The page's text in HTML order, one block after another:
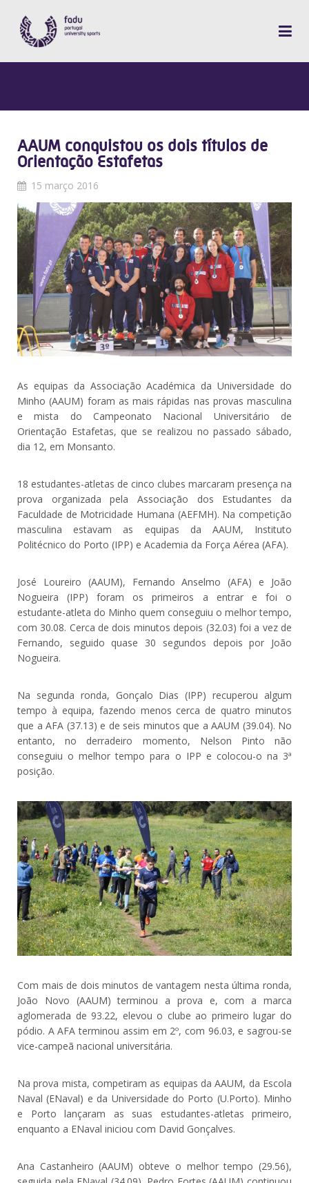
AAUM conquistou os dois títulos de
Orientação Estafetas
15 março 2016
As equipas da Associação Académica da Universidade do
Minho (AAUM) foram as mais rápidas nas provas masculina
e mista do Campeonato Nacional Universitário de
Orientação Estafetas, que se realizou no passado sábado,
dia 12, em Monsanto.
18 estudantes-atletas de cinco clubes marcaram presença na
prova organizada pela Associação dos Estudantes da
Faculdade de Motricidade Humana (AEFMH). Na competição
masculina estavam as equipas da AAUM, Instituto
Politécnico do Porto (IPP) e Academia da Força Aérea (AFA).
José Loureiro (AAUM), Fernando Anselmo (AFA) e João
Nogueira (IPP) foram os primeiros a entrar e foi o
estudante-atleta do Minho quem conseguiu o melhor tempo,
com 30.08. Cerca de dois minutos depois (32.03) foi a vez de
Fernando, seguido quase 30 segundos depois por João
Nogueira.
Na segunda ronda, Gonçalo Dias (IPP) recuperou algum
tempo à equipa, fazendo menos cerca de quatro minutos
que a AFA (37.13) e de seis minutos que a AAUM (39.04). No
entanto, no derradeiro momento, Nelson Pinto não
conseguiu o melhor tempo para o IPP e colocou-o na 3ª
posição.
Com mais de dois minutos de vantagem nesta última ronda,
João Novo (AAUM) terminou a prova e, com a marca
aglomerada de 93.22, elevou o clube ao primeiro lugar do
pódio. A AFA terminou assim em 2º, com 96.03, e sagrou-se
vice-campeã nacional universitária.
Na prova mista, competiram as equipas da AAUM, da Escola
Naval (ENaval) e da Universidade do Porto (U.Porto). Minho
e Porto lançaram as suas estudantes-atletas primeiro,
enquanto a ENaval iniciou com David Gonçalves.
Ana Castanheiro (AAUM) obteve o melhor tempo (29.56),